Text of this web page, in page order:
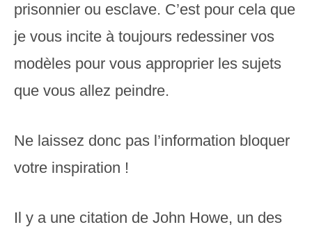
prisonnier ou esclave. C’est pour cela que
je vous incite à toujours redessiner vos
modèles pour vous approprier les sujets
que vous allez peindre.
Ne laissez donc pas l’information bloquer
votre inspiration !
Il y a une citation de John Howe, un des